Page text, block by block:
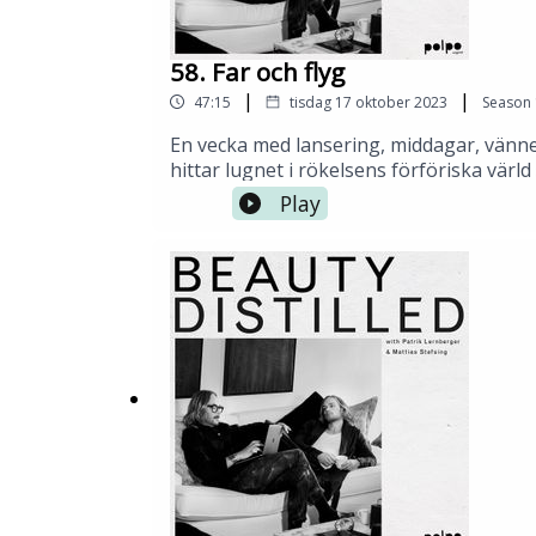
58. Far och flyg
47:15 | tisdag 17 oktober 2023 | Season
En vecka med lansering, middagar,
hittar lugnet i rökelsens förföriska
nypa sig i armen moment.Men
överglänser allt!Från Spanien till
det han älskar mest ”nätverkar” ,
efter lugn.Och hur ska det gå med att
Patrik Lernberger & Mattias
Play